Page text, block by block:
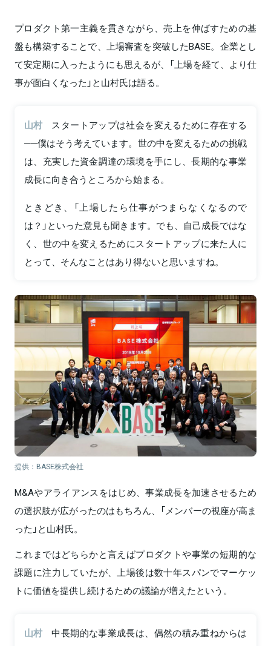
プロダクト第一主義を貫きながら、売上を伸ばすための基
盤も構築することで、上場審査を突破したBASE。企業とし
て安定期に入ったようにも思えるが、「上場を経て、より仕
事が面白くなった」と山村氏は語る。
山村
スタートアップは社会を変えるために存在する
──僕はそう考えています。世の中を変えるための挑戦
は、充実した資金調達の環境を手にし、長期的な事業
成長に向き合うところから始まる。
ときどき、「上場したら仕事がつまらなくなるので
は？」といった意見も聞きます。でも、自己成長ではな
く、世の中を変えるためにスタートアップに来た人に
とって、そんなことはあり得ないと思いますね。
提供：BASE株式会社
M&Aやアライアンスをはじめ、事業成長を加速させるため
の選択肢が広がったのはもちろん、「メンバーの視座が高ま
った」と山村氏。
これまではどちらかと言えばプロダクトや事業の短期的な
課題に注力していたが、上場後は数十年スパンでマーケッ
トに価値を提供し続けるための議論が増えたという。
山村
中長期的な事業成長は、偶然の積み重ねからは